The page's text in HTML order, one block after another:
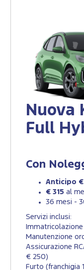
Nuova
Full
Con
Anticipo €
€ 315 al
36 mesi -
Servizi inclusi:
Immatricolazione
Manutenzione
Assicurazione
€ 250)
Furto (franchigia